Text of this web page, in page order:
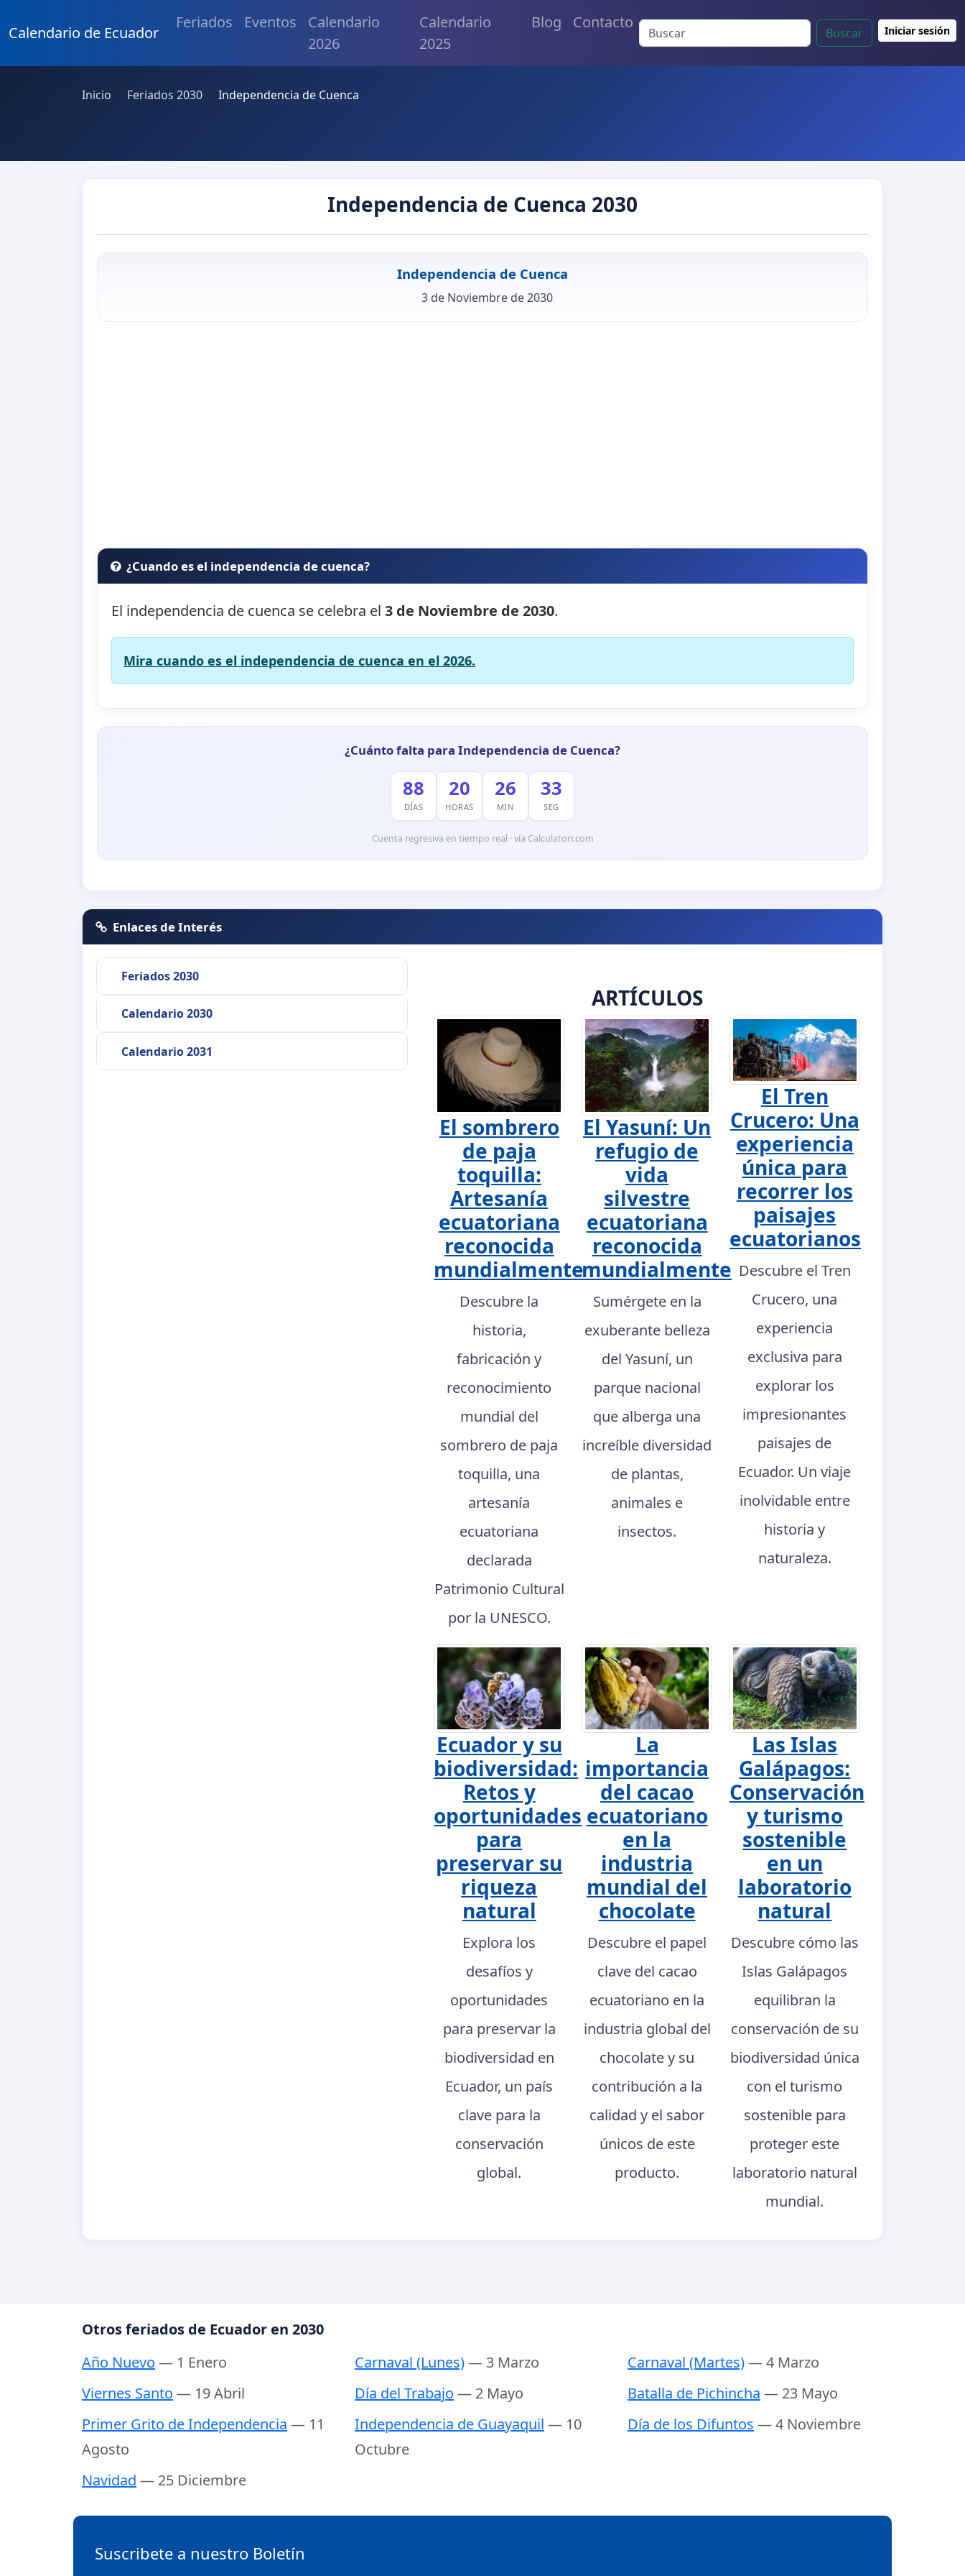
Calendario de Ecuador
Feriados Eventos
Calendario
2026
Calendario
2025
Blog Contacto
Buscar Iniciar sesión
Inicio Feriados 2030 Independencia de Cuenca
Independencia de Cuenca 2030
Independencia de Cuenca
3 de Noviembre de 2030
¿Cuando es el independencia de cuenca?
El independencia de cuenca se celebra el3 de Noviembre de 2030.
Mira cuando es el independencia de cuenca en el 2026.
¿Cuánto falta para Independencia de Cuenca?
88
DÍAS
20
HORAS
26
MIN
32
SEG
Cuenta regresiva en tiempo real · vía Calculatorr.com
Enlaces de Interés
Feriados 2030
Calendario 2030
Calendario 2031
ARTÍCULOS
El sombrero
de paja
toquilla:
Artesanía
ecuatoriana
reconocida
mundialmente
Descubre la
historia,
fabricación y
reconocimiento
mundial del
sombrero de paja
toquilla, una
artesanía
ecuatoriana
declarada
Patrimonio Cultural
por la UNESCO.
El Yasuní: Un
refugio de
vida
silvestre
ecuatoriana
reconocida
mundialmente
Sumérgete en la
exuberante belleza
del Yasuní, un
parque nacional
que alberga una
increíble diversidad
de plantas,
animales e
insectos.
El Tren
Crucero: Una
experiencia
única para
recorrer los
paisajes
ecuatorianos
Descubre el Tren
Crucero, una
experiencia
exclusiva para
explorar los
impresionantes
paisajes de
Ecuador. Un viaje
inolvidable entre
historia y
naturaleza.
Ecuador y su
biodiversidad:
Retos y
oportunidades
para
preservar su
riqueza
natural
Explora los
desafíos y
oportunidades
para preservar la
biodiversidad en
Ecuador, un país
clave para la
conservación
global.
La
importancia
del cacao
ecuatoriano
en la
industria
mundial del
chocolate
Descubre el papel
clave del cacao
ecuatoriano en la
industria global del
chocolate y su
contribución a la
calidad y el sabor
únicos de este
producto.
Las Islas
Galápagos:
Conservación
y turismo
sostenible
en un
laboratorio
natural
Descubre cómo las
Islas Galápagos
equilibran la
conservación de su
biodiversidad única
con el turismo
sostenible para
proteger este
laboratorio natural
mundial.
Otros feriados de Ecuador en 2030
Año Nuevo — 1 Enero Carnaval (Lunes)— 3 Marzo Carnaval (Martes)— 4 Marzo
Viernes Santo — 19 Abril Día del Trabajo — 2 Mayo Batalla de Pichincha — 23 Mayo
Primer Grito de Independencia — 11
Agosto
Independencia de Guayaquil — 10
Octubre
Día de los Difuntos — 4 Noviembre
Navidad — 25 Diciembre
Suscribete a nuestro Boletín